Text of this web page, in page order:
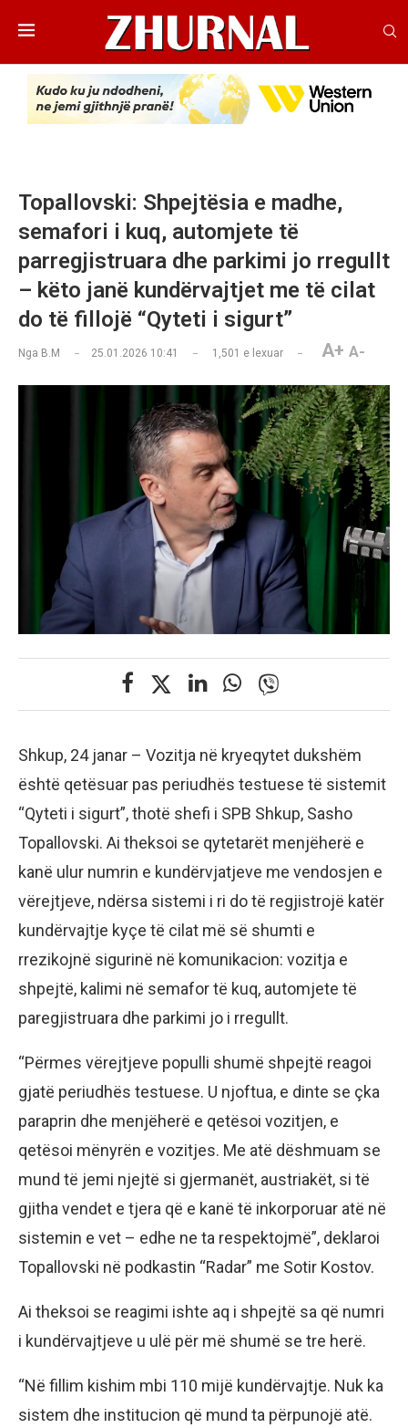
Topallovski: Shpejtësia e madhe,
semafori i kuq, automjete të
parregjistruara dhe parkimi jo rregullt
– këto janë kundërvajtjet me të cilat
do të fillojë “Qyteti i sigurt”
Nga B.M 25.01.2026 10:41 1,501 e lexuar A+ A-
Shkup, 24 janar – Vozitja në kryeqytet dukshëm
është qetësuar pas periudhës testuese të sistemit
“Qyteti i sigurt”, thotë shefi i SPB Shkup, Sasho
Topallovski. Ai theksoi se qytetarët menjëherë e
kanë ulur numrin e kundërvjatjeve me vendosjen e
vërejtjeve, ndërsa sistemi i ri do të regjistrojë katër
kundërvajtje kyçe të cilat më së shumti e
rrezikojnë sigurinë në komunikacion: vozitja e
shpejtë, kalimi në semafor të kuq, automjete të
paregjistruara dhe parkimi jo i rregullt.
“Përmes vërejtjeve populli shumë shpejtë reagoi
gjatë periudhës testuese. U njoftua, e dinte se çka
paraprin dhe menjëherë e qetësoi vozitjen, e
qetësoi mënyrën e vozitjes. Me atë dëshmuam se
mund të jemi njejtë si gjermanët, austriakët, si të
gjitha vendet e tjera që e kanë të inkorporuar atë në
sistemin e vet – edhe ne ta respektojmë”, deklaroi
Topallovski në podkastin “Radar” me Sotir Kostov.
Ai theksoi se reagimi ishte aq i shpejtë sa që numri
i kundërvajtjeve u ulë për më shumë se tre herë.
“Në fillim kishim mbi 110 mijë kundërvajtje. Nuk ka
sistem dhe institucion që mund ta përpunojë atë.